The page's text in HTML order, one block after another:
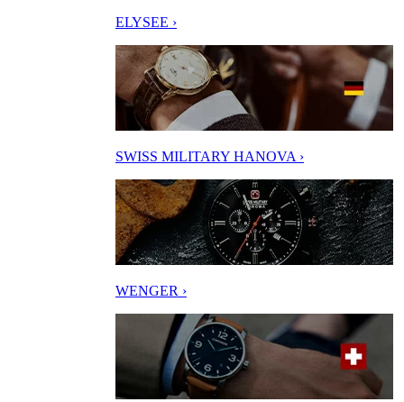
ELYSEE ›
SWISS MILITARY HANOVA ›
WENGER ›